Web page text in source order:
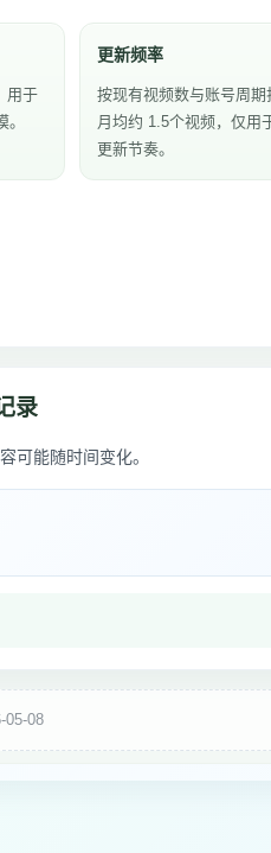
用于
更新频率
按现有视频数与账号周期
月均约 1.5个视频，仅用
更新节奏。
录
可能随时间变化。
05-08